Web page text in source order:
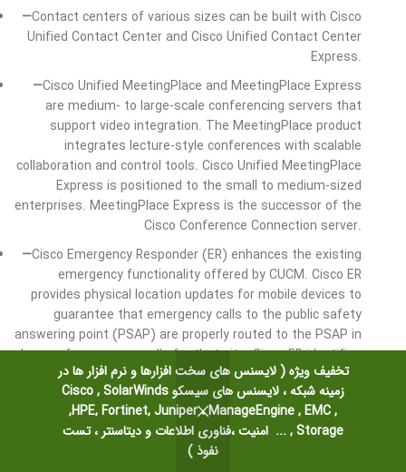
تخفیف ویژه ( لایسنس های سخت افزارها و نرم افزار ها در
زمینه شبکه ، لایسنس های سیسکو Cisco , SolarWinds
,HPE, Fortinet, Juniper ، ManageEngine , EMC ,
Storage , ... امنیت ،فناوری اطلاعات و دیتاسنتر ، تست
نفوذ )
—Contact centers of various sizes can be built with Cisco
Unified Contact Center and Cisco Unified Contact Center
Express.
—Cisco Unified MeetingPlace and MeetingPlace Express
are medium- to large-scale conferencing servers that
support video integration. The MeetingPlace product
integrates lecture-style conferences with scalable
collaboration and control tools. Cisco Unified MeetingPlace
Express is positioned to the small to medium-sized
enterprises. MeetingPlace Express is the successor of the
Cisco Conference Connection server.
—Cisco Emergency Responder (ER) enhances the existing
emergency functionality offered by CUCM. Cisco ER
provides physical location updates for mobile devices to
guarantee that emergency calls to the public safety
answering point (PSAP) are properly routed to the PSAP in
charge of emergency calls for that site. Cisco ER identifies
the caller location and maps all calls from that physical
location to an emergency line identification number (ELIN)
through the use of standard automatic number
identification (ANI)/caller identification (CLID). The ELIN is
registered with the PSAP as an Emergency Response